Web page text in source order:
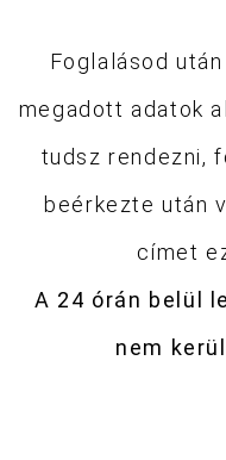
Foglalásod
megadott adatok
tudsz rendezni,
beérkezte után
címet
A 24 órán belül
nem